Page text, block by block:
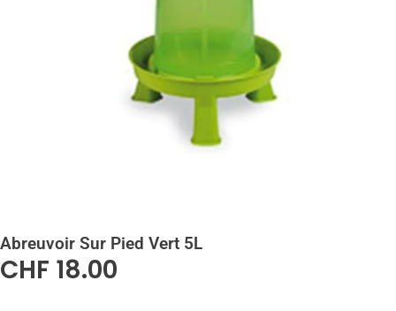
Abreuvoir Sur Pied Vert 5L
CHF 18.00